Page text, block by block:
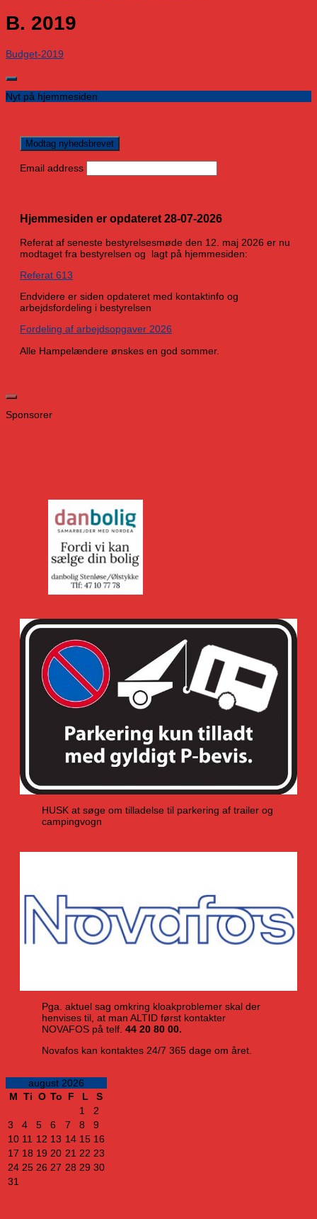
B. 2019
Budget-2019
Nyt på hjemmesiden
Email address
Hjemmesiden er opdateret 28-07-2026
Referat af seneste bestyrelsesmøde den 12. maj 2026 er nu
modtaget fra bestyrelsen og lagt på hjemmesiden:
Referat 613
Endvidere er siden opdateret med kontaktinfo og
arbejdsfordeling i bestyrelsen
Fordeling af arbejdsopgaver 2026
Alle Hampelændere ønskes en god sommer.
Sponsorer
HUSK at søge om tilladelse til parkering af trailer og
campingvogn
Pga. aktuel sag omkring kloakproblemer skal der
henvises til, at man ALTID først kontakter
NOVAFOS på telf. 44 20 80 00.
Novafos kan kontaktes 24/7 365 dage om året.
august 2026
M Ti O To F L
S
1
2
3
4 5 6 7 8
9
10 11 12 13 14 15 16
17 18 19 20 21 22 23
24 25 26 27 28 29 30
31